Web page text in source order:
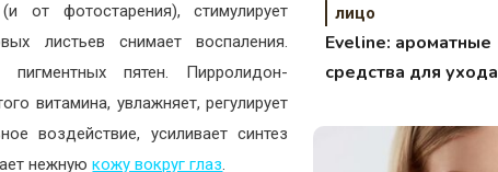
от фотостарения), стимулирует
листьев снимает воспаления.
пятен. Пирролидон-
витамина, увлажняет, регулирует
воздействие, усиливает синтез
нежнуюкожу вокруг глаз.
лицо
Eveline: ароматные
средства для ухода